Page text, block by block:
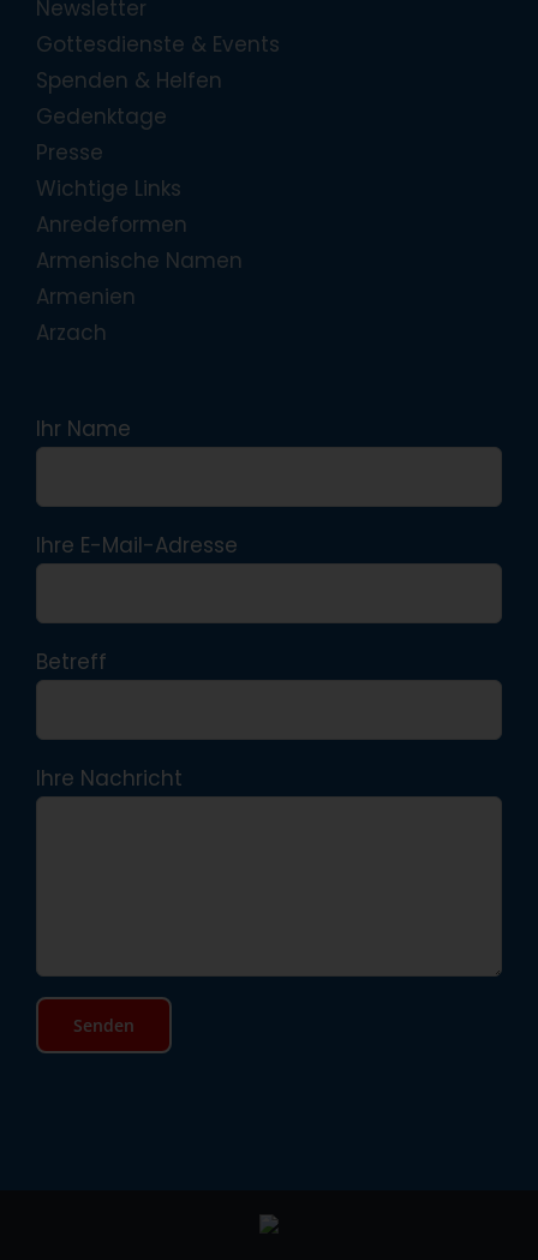
Newsletter
Gottesdienste & Events
Spenden & Helfen
Gedenktage
Presse
Wichtige Links
Anredeformen
Armenische Namen
Armenien
Arzach
Ihr Name
Ihre E-Mail-Adresse
Betreff
Ihre Nachricht